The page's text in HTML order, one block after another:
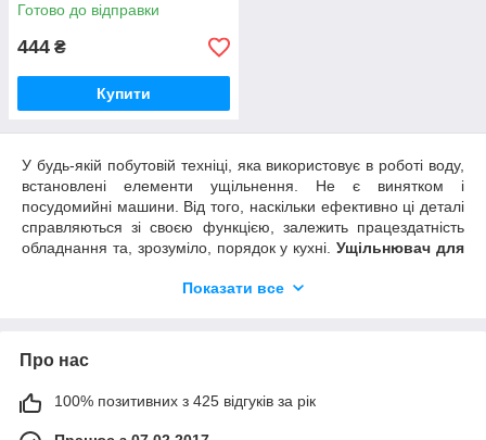
Готово до відправки
444 ₴
Купити
У будь-якій побутовій техніці, яка використовує в роботі воду,
встановлені елементи ущільнення. Не є винятком і
посудомийні машини. Від того, наскільки ефективно ці деталі
справляються зі своєю функцією, залежить працездатність
обладнання та, зрозуміло, порядок у кухні.Ущільнювач для
деталь. Проте її правильний вибір визначатиме те, наскільки
машини– це узагальнена назва декількох деталей, що
Показати все
Про нас
100% позитивних з 425 відгуків за рік